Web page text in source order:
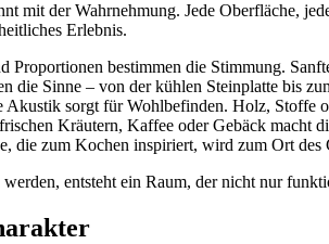
mit der Wahrnehmung. Jede Oberfläche,
Erlebnis.
Proportionen bestimmen die Stimmung.
die Sinne – von der kühlen Steinplatte bis
Akustik sorgt für Wohlbefinden. Holz, Stoffe
Kräutern, Kaffee oder Gebäck macht
die zum Kochen inspiriert, wird zum Ort des
entsteht ein Raum, der nicht nur